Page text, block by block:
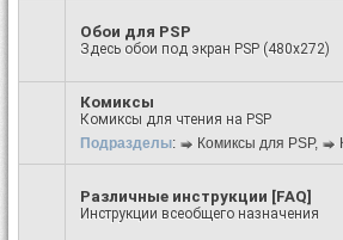
Обои для PSP
Здесь обои под экран PSP (480x272)
Комиксы
Комиксы для чтения на PSP
Подразделы: Комиксы для PSP,
Различные инструкции [FAQ]
Инструкции всеобщего назначения